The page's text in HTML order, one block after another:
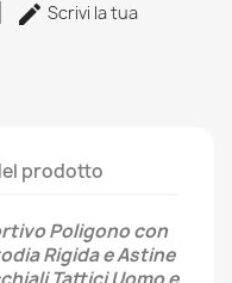
Scrivi la tua
prodotto
Poligono con
Rigida e Astine